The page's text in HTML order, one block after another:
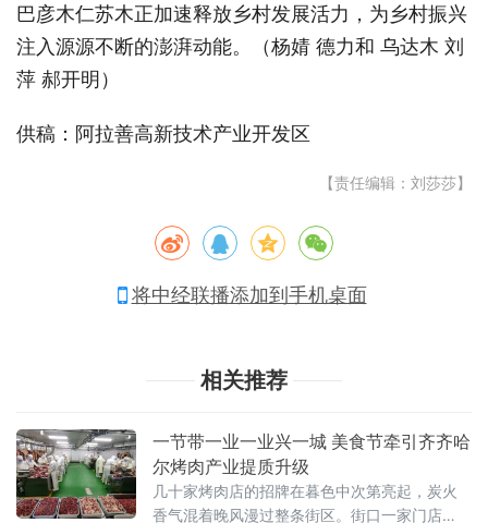
巴彦木仁苏木正加速释放乡村发展活力，为乡村振兴
注入源源不断的澎湃动能。（杨婧 德力和 乌达木 刘
萍 郝开明）
供稿：阿拉善高新技术产业开发区
【责任编辑：刘莎莎】
将中经联播添加到手机桌面
相关推荐
一节带一业一业兴一城 美食节牵引齐齐哈
尔烤肉产业提质升级
几十家烤肉店的招牌在暮色中次第亮起，炭火
香气混着晚风漫过整条街区。街口一家门店